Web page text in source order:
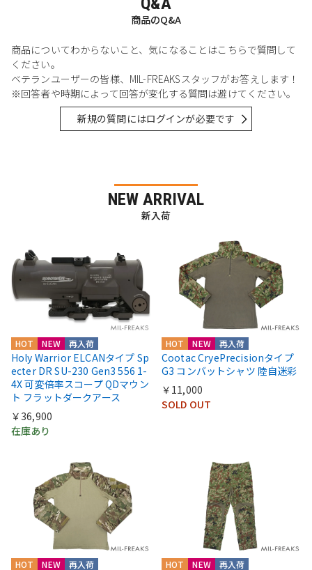
商品のQ&A
商品についてわからないこと、気になることはこちらで質問して
ください。
ベテランユーザーの皆様、MIL-FREAKSスタッフがお答えします！
※回答者や時期によって回答が変化する質問は避けてください。
新規の質問にはログインが必要です
NEW ARRIVAL
新入荷
HOT NEW 再入荷
Holy Warrior ELCANタイプ Sp
ecter DR SU-230 Gen3 556 1-
4X 可変倍率スコープ QDマウン
ト フラットダークアース
￥36,900
在庫あり
HOT NEW 再入荷
Cootac CryePrecisionタイプ
G3 コンバットシャツ 陸自迷彩
￥11,000
SOLD OUT
HOT NEW 再入荷 HOT NEW 再入荷